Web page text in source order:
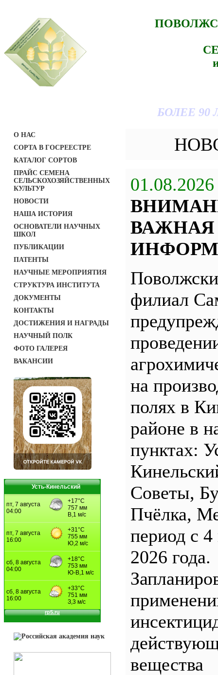
БОЛЕЕ
О НАС
СОРТА В ГОСРЕЕСТРЕ
КАТАЛОГ СОРТОВ
ПРАЙС СЕМЕНА
СЕЛЬСКОХОЗЯЙСТВЕННЫХ
КУЛЬТУР
НОВОСТИ
НАША ИСТОРИЯ
ОСНОВАТЕЛИ НАУЧНЫХ
ШКОЛ
ПУБЛИКАЦИИ
ПАТЕНТЫ
НАУЧНЫЕ МЕРОПРИЯТИЯ
СТРУКТУРА ИНСТИТУТА
ДОКУМЕНТЫ
КОНТАКТЫ
ДОСТИЖЕНИЯ И НАГРАДЫ
НАУЧНЫЙ ПОЛК
ФОТО ГАЛЕРЕЯ
ВАКАНСИИ
Усть-Кинельский
01.08.2026
ВАЖНАЯ
филиал
на
полях в
районе в
пунктах:
Советы,
Пчёлка,
период с 4
2026 года.
вещества